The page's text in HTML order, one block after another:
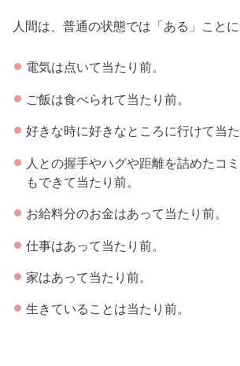
人間は、普通の状態では「ある」ことに
電気は点いて当たり前。
ご飯は食べられて当たり前。
好きな時に好きなところに行けて当た
人との握手やハグや距離を詰めたコ
もできて当たり前。
お給料分のお金はあって当たり前。
仕事はあって当たり前。
家はあって当たり前。
生きていることは当たり前。